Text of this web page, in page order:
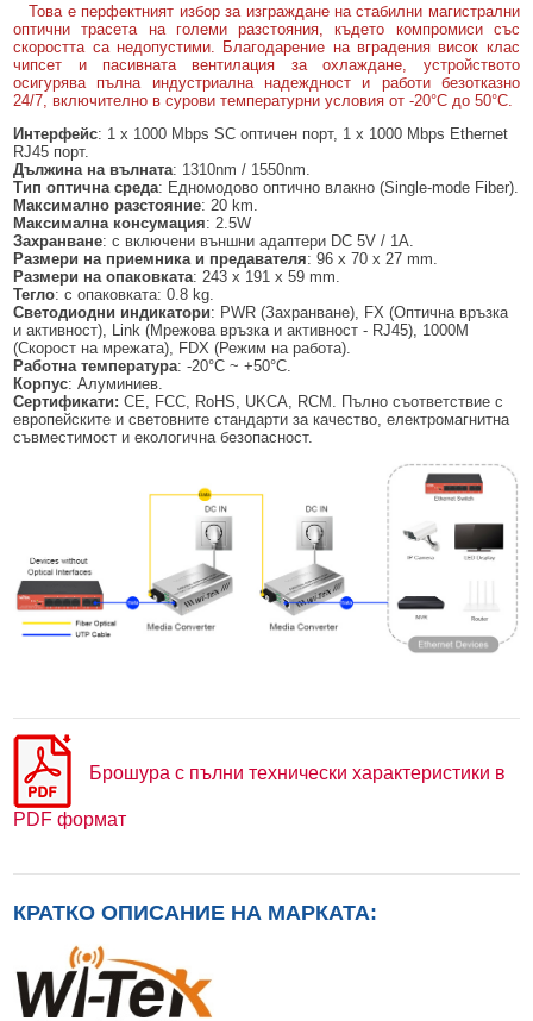
Това е перфектният избор за изграждане на стабилни магистрални
оптични трасета на големи разстояния, където компромиси със
скоростта са недопустими. Благодарение на вградения висок клас
чипсет и пасивната вентилация за охлаждане, устройството
осигурява пълна индустриална надеждност и работи безотказно
24/7, включително в сурови температурни условия от -20°C до 50°C.
Интерфейс: 1 x 1000 Mbps SC оптичен порт, 1 x 1000 Mbps Ethernet
RJ45 порт.
Дължина на вълната: 1310nm / 1550nm.
Тип оптична среда: Едномодово оптично влакно (Single-mode Fiber).
Максимално разстояние: 20 km.
Максимална консумация: 2.5W
Захранване: с включени външни адаптери DC 5V / 1A.
Размери на приемника и предавателя: 96 x 70 x 27 mm.
Размери на опаковката: 243 x 191 x 59 mm.
Тегло: с опаковката: 0.8 kg.
Светодиодни индикатори: PWR (Захранване), FX (Оптична връзка
и активност), Link (Мрежова връзка и активност - RJ45), 1000M
(Скорост на мрежата), FDX (Режим на работа).
Работна температура: -20°C ~ +50°C.
Корпус: Алуминиев.
Сертификати:CE, FCC, RoHS, UKCA, RCM. Пълно съответствие с
европейските и световните стандарти за качество, електромагнитна
съвместимост и екологична безопасност.
Брошура с пълни технически характеристики в
PDF формат
КРАТКО ОПИСАНИЕ НА МАРКАТА: